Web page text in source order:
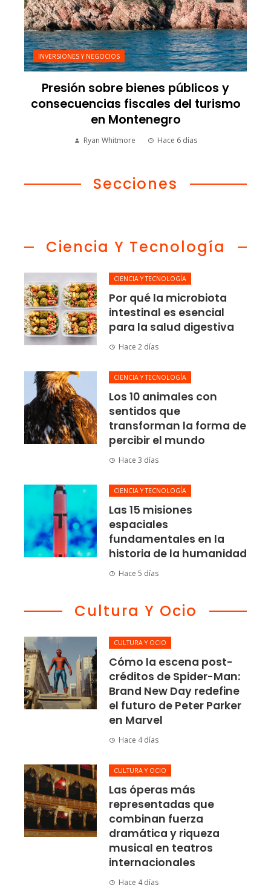
INVERSIONES Y NEGOCIOS
Presión sobre bienes públicos y
consecuencias fiscales del turismo
en Montenegro
Ryan Whitmore Hace 6 días
Secciones
Ciencia Y Tecnología
CIENCIA Y TECNOLOGÍA
Por qué la microbiota
intestinal es esencial
para la salud digestiva
Hace 2 días
CIENCIA Y TECNOLOGÍA
Los 10 animales con
sentidos que
transforman la forma de
percibir el mundo
Hace 3 días
CIENCIA Y TECNOLOGÍA
Las 15 misiones
espaciales
fundamentales en la
historia de la humanidad
Hace 5 días
Cultura Y Ocio
CULTURA Y OCIO
Cómo la escena post-
créditos de Spider-Man:
Brand New Day redefine
el futuro de Peter Parker
en Marvel
Hace 4 días
CULTURA Y OCIO
Las óperas más
representadas que
combinan fuerza
dramática y riqueza
musical en teatros
internacionales
Hace 4 días